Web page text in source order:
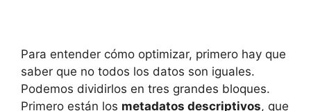
Para entender cómo optimizar, primero hay que
saber que no todos los datos son iguales.
Podemos dividirlos en tres grandes bloques.
Primero están los metadatos descriptivos, que